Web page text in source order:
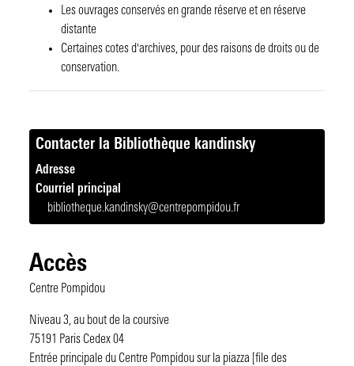
Les ouvrages conservés en grande réserve et en réserve
distante
Certaines cotes d'archives, pour des raisons de droits ou de
conservation.
Contact
Contacter la Bibliothèque kandinsky
Adresse
Courriel principal
bibliotheque.kandinsky@centrepompidou.fr
Contact
Accès
Centre Pompidou
Niveau 3, au bout de la coursive
75191 Paris Cedex 04
Entrée principale du Centre Pompidou sur la piazza [file des